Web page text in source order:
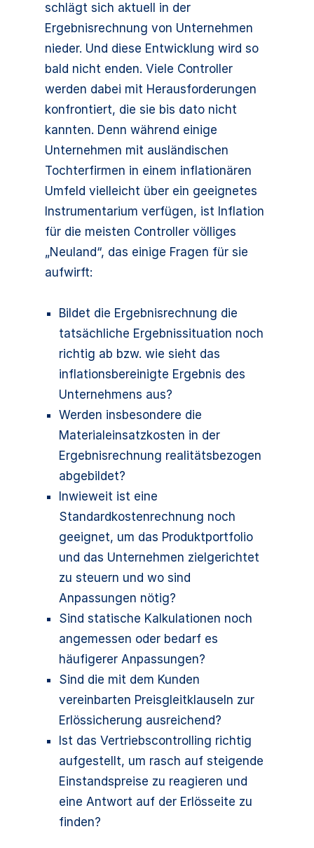
schlägt sich aktuell in der
Ergebnisrechnung von Unternehmen
nieder. Und diese Entwicklung wird so
bald nicht enden. Viele Controller
werden dabei mit Herausforderungen
konfrontiert, die sie bis dato nicht
kannten. Denn während einige
Unternehmen mit ausländischen
Tochterfirmen in einem inflationären
Umfeld vielleicht über ein geeignetes
Instrumentarium verfügen, ist Inflation
für die meisten Controller völliges
„Neuland“, das einige Fragen für sie
aufwirft:
Bildet die Ergebnisrechnung die
tatsächliche Ergebnissituation noch
richtig ab bzw. wie sieht das
inflationsbereinigte Ergebnis des
Unternehmens aus?
Werden insbesondere die
Materialeinsatzkosten in der
Ergebnisrechnung realitätsbezogen
abgebildet?
Inwieweit ist eine
Standardkostenrechnung noch
geeignet, um das Produktportfolio
und das Unternehmen zielgerichtet
zu steuern und wo sind
Anpassungen nötig?
Sind statische Kalkulationen noch
angemessen oder bedarf es
häufigerer Anpassungen?
Sind die mit dem Kunden
vereinbarten Preisgleitklauseln zur
Erlössicherung ausreichend?
Ist das Vertriebscontrolling richtig
aufgestellt, um rasch auf steigende
Einstandspreise zu reagieren und
eine Antwort auf der Erlösseite zu
finden?